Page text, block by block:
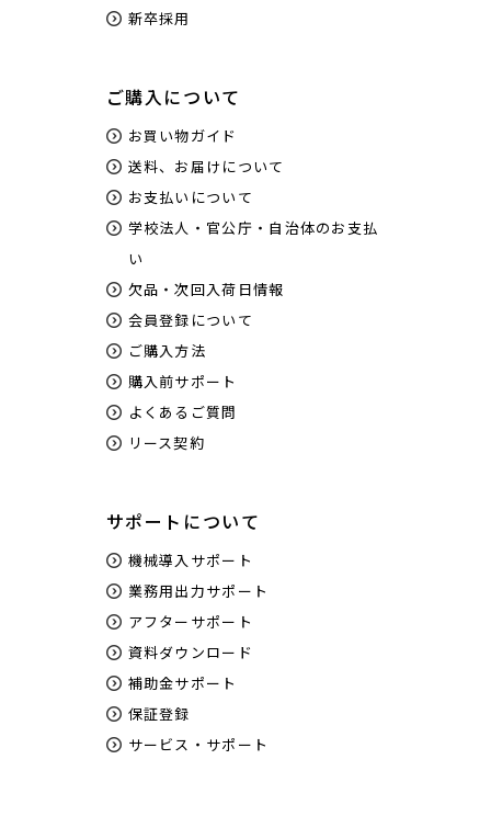
新卒採用
ご購入について
お買い物ガイド
送料、お届けについて
お支払いについて
学校法人・官公庁・自治体のお支払
い
欠品・次回入荷日情報
会員登録について
ご購入方法
購入前サポート
よくあるご質問
リース契約
サポートについて
機械導入サポート
業務用出力サポート
アフターサポート
資料ダウンロード
補助金サポート
保証登録
サービス・サポート